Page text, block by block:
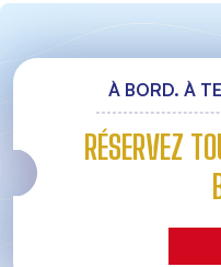
À BORD. À
RÉSERVEZ